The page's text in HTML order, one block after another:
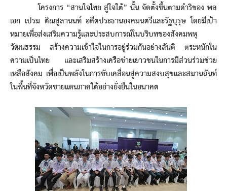
โครงการ “สานใจไทย สู่ใจใต้” นั้น จัดตั้งขึ้นตามดำริของ พล
เอก เปรม ติณสูลานนท์ อดีตประธานองคมนตรีและรัฐบุรุษ โดยมีเป้า
หมายเพื่อส่งเสริมความรู้และประสบการณ์ในบริบทของสังคมพหุ
วัฒนธรรม สร้างความเข้าใจในการอยู่ร่วมกันอย่างสันติ ตระหนักใน
ความเป็นไทย และเสริมสร้างเครือข่ายเยาวชนในการมีส่วนร่วมช่วย
เหลือสังคม เพื่อเป็นพลังในการขับเคลื่อนสู่ความสงบสุขและสมานฉันท์
ในพื้นที่จังหวัดชายแดนภาคใต้อย่างยั่งยืนในอนาคต